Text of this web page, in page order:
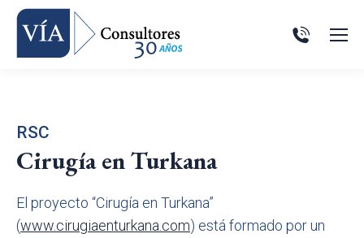
RSC
Cirugía en Turkana
El proyecto “Cirugía en Turkana”
(www.cirugiaenturkana.com) está formado por un